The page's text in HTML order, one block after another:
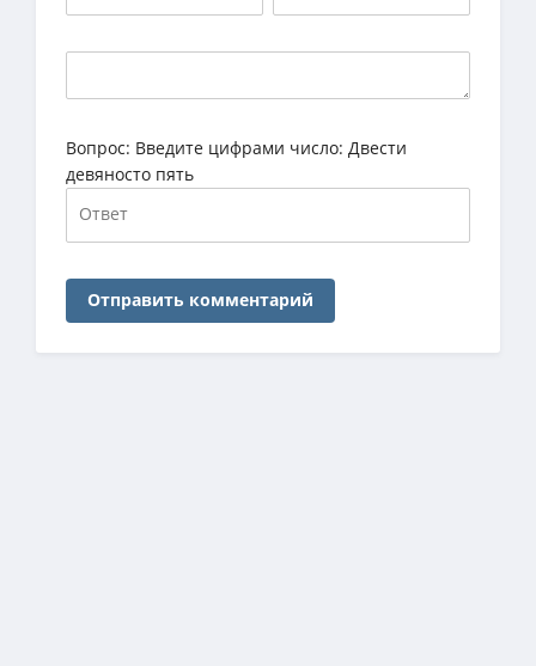
Вопрос: Введите цифрами число: Двести
девяносто пять
Отправить комментарий